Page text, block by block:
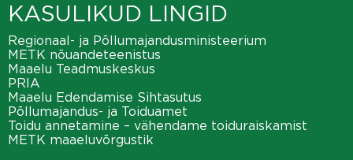
KASULIKUD LINGID
Regionaal- ja Põllumajandusministeerium
METK nõuandeteenistus
Maaelu Teadmuskeskus
PRIA
Maaelu Edendamise Sihtasutus
Põllumajandus- ja Toiduamet
Toidu annetamine – vähendame toiduraiskamist
METK maaeluvõrgustik